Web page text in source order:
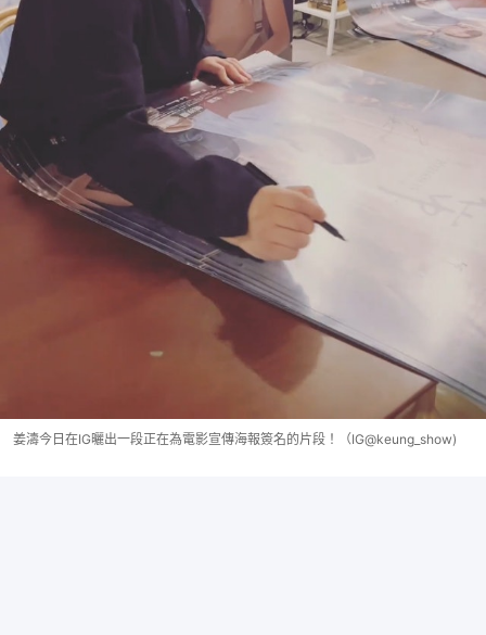
姜濤今日在IG曬出一段正在為電影宣傳海報簽名的片段！（IG@keung_show)